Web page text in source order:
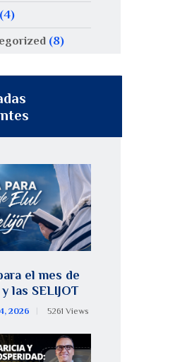
(4)
(8)
el mes de
las SELIJOT
2026 5261 Views